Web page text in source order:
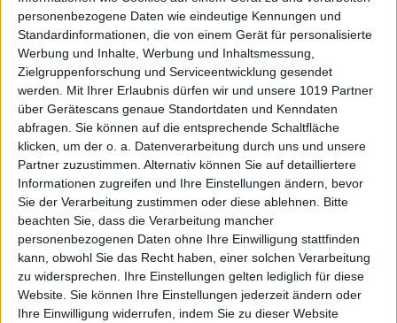
personenbezogene Daten wie eindeutige Kennungen und
Standardinformationen, die von einem Gerät für personalisierte
Werbung und Inhalte, Werbung und Inhaltsmessung,
Zielgruppenforschung und Serviceentwicklung gesendet
werden.
Mit Ihrer Erlaubnis dürfen wir und unsere 1019 Partner
über Gerätescans genaue Standortdaten und Kenndaten
abfragen. Sie können auf die entsprechende Schaltfläche
klicken, um der o. a. Datenverarbeitung durch uns und unsere
Partner zuzustimmen. Alternativ können Sie auf detailliertere
Informationen zugreifen und Ihre Einstellungen ändern, bevor
Sie der Verarbeitung zustimmen oder diese ablehnen.
Bitte
beachten Sie, dass die Verarbeitung mancher
personenbezogenen Daten ohne Ihre Einwilligung stattfinden
kann, obwohl Sie das Recht haben, einer solchen Verarbeitung
zu widersprechen. Ihre Einstellungen gelten lediglich für diese
Website. Sie können Ihre Einstellungen jederzeit ändern oder
Ihre Einwilligung widerrufen, indem Sie zu dieser Website